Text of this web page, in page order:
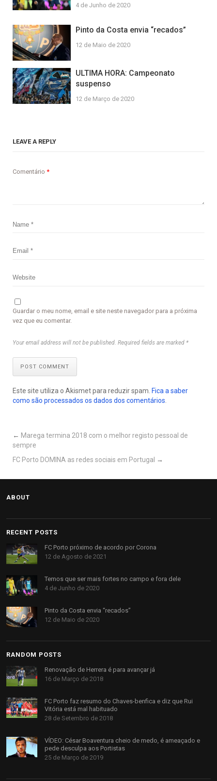
4 de Junho de 2020
Pinto da Costa envia “recados”
12 de Maio de 2020
ULTIMA HORA: Campeonato
suspenso
12 de Março de 2020
LEAVE A REPLY
Comentário*
Guardar o meu nome, email e site neste navegador para a próxima
vez que eu comentar.
Your email address will not be published. Required fields are marked *
POST COMMENT
Este site utiliza o Akismet para reduzir spam. Fica a saber
como são processados os dados dos comentários
← Marega termina 2018 com o melhor registo pessoal de
sempre
FC Porto DOMINA as redes sociais em Portugal
→
ABOUT
RECENT POSTS
FC Porto próximo de acordo por Corona
12 de Agosto de 2021
Temos que ser mais fortes no campo e fora dele
4 de Junho de 2020
Pinto da Costa envia “recados”
12 de Maio de 2020
RANDOM POSTS
Renovação de Herrera é para avançar já
16 de Março de 2018
FC Porto faz resumo do Chaves-benfica e diz que Rui
Vitória está mal habituado
28 de Setembro de 2018
VÍDEO: César Boaventura cheio de medo, é ameaçado e
pede desculpa aos Portistas
25 de Março de 2019